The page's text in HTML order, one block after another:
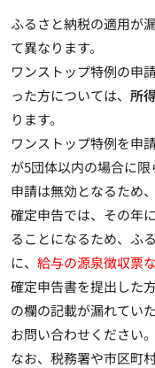
ふるさと納税の適用が
て異なります。
ワンストップ特例の申
った方については、 所
ります。
ワンストップ特例を申
が5団体以内の場合に
申請は無効となるため
確定申告では、その年
ることになるため、ふ
に、 給与の源泉徴収票
確定申告書を提出した
の欄の記載が漏れてい
お問い合わせください。
なお、 税務署や市区町